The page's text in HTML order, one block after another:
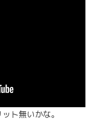
ト無いかな。